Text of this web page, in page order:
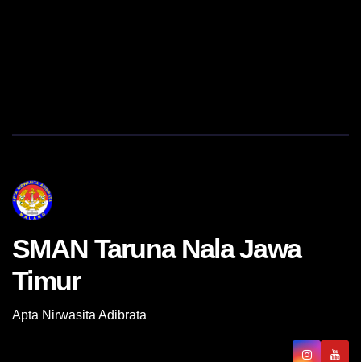
SMAN Taruna Nala Jawa
Timur
Apta Nirwasita Adibrata